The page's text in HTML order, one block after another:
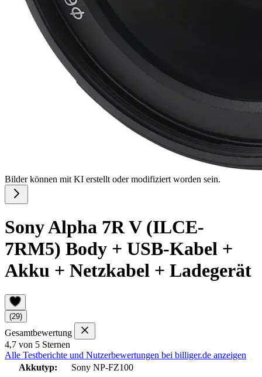
Bilder können mit KI erstellt oder modifiziert worden sein.
Sony Alpha 7R V (ILCE-
7RM5) Body + USB-Kabel +
Akku + Netzkabel + Ladegerät
(29)
Gesamtbewertung
4,7 von 5 Sternen
Alle Testberichte und Nutzerbewertungen bei billiger.de anzeigen
Akkutyp:
Sony NP-FZ100